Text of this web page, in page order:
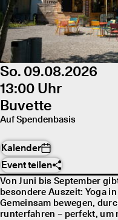
So. 09.08.2026
13:00 Uhr
Buvette
Auf Spendenbasis
Kalender
Event teilen
Von Juni bis September
besondere Auszeit: Yoga
Gemeinsam bewegen,
runterfahren – perfekt, um